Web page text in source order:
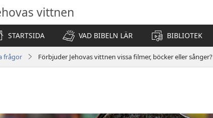
vittnen
STARTSIDA
VAD BIBELN LÄR BIBLIOTEK
frågor Förbjuder Jehovas vittnen vissa filmer, böcker eller sånger?